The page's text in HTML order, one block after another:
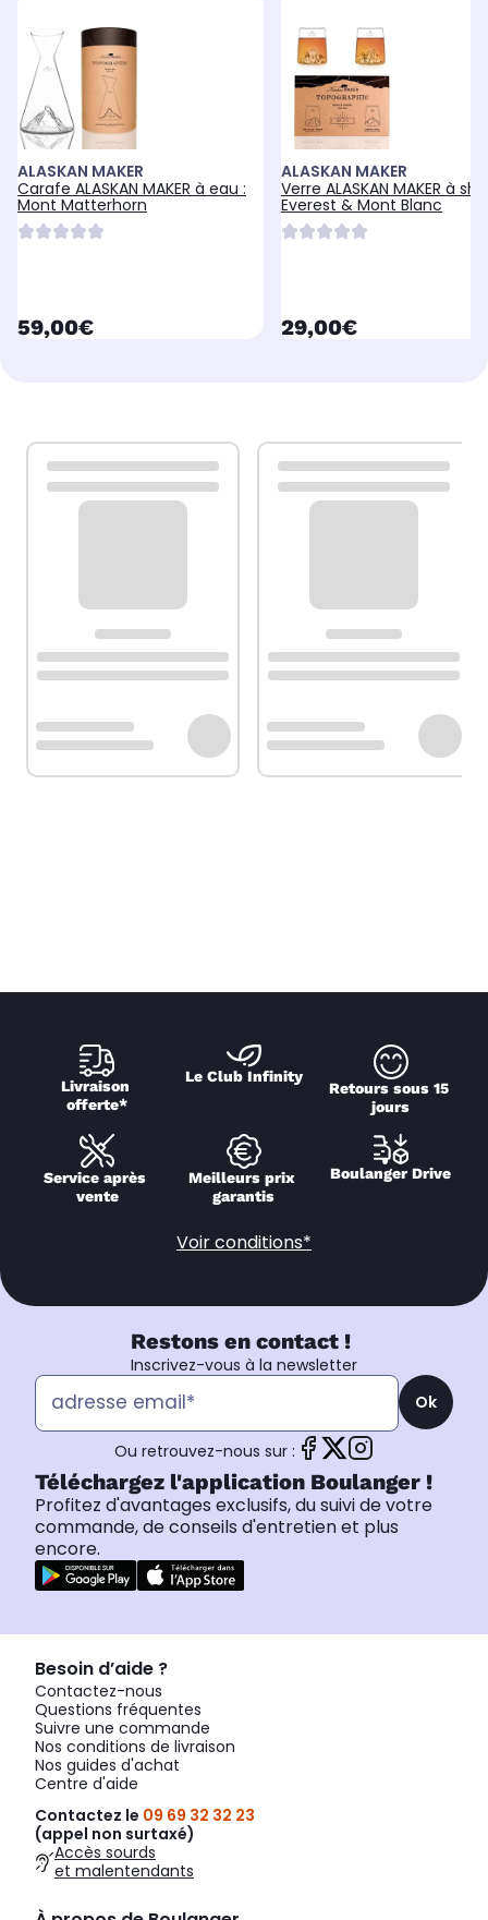
ALASKAN MAKER
Carafe ALASKAN MAKER à eau :
Mont Matterhorn
currentPrice
59,00€
ALASKAN MAKER
Verre ALASKAN MAKER à
Everest & Mont Blanc
currentPrice
29,00€
Livraison
offerte*
Le Club Infinity
Retours sous 15
jours
Service après
vente
Meilleurs prix
garantis
Boulanger Drive
Voir conditions*
Restons en contact !
Inscrivez-vous à la newsletter
Ok
Ou retrouvez-nous sur :
Téléchargez l'application Boulanger !
Profitez d'avantages exclusifs, du suivi de votre
commande, de conseils d'entretien et plus
encore.
Besoin d’aide ?
Contactez-nous
Questions fréquentes
Suivre une commande
Nos conditions de livraison
Nos guides d'achat
Centre d'aide
Contactez le 09 69 32 32 23
(appel non surtaxé)
Accès sourds
et malentendants